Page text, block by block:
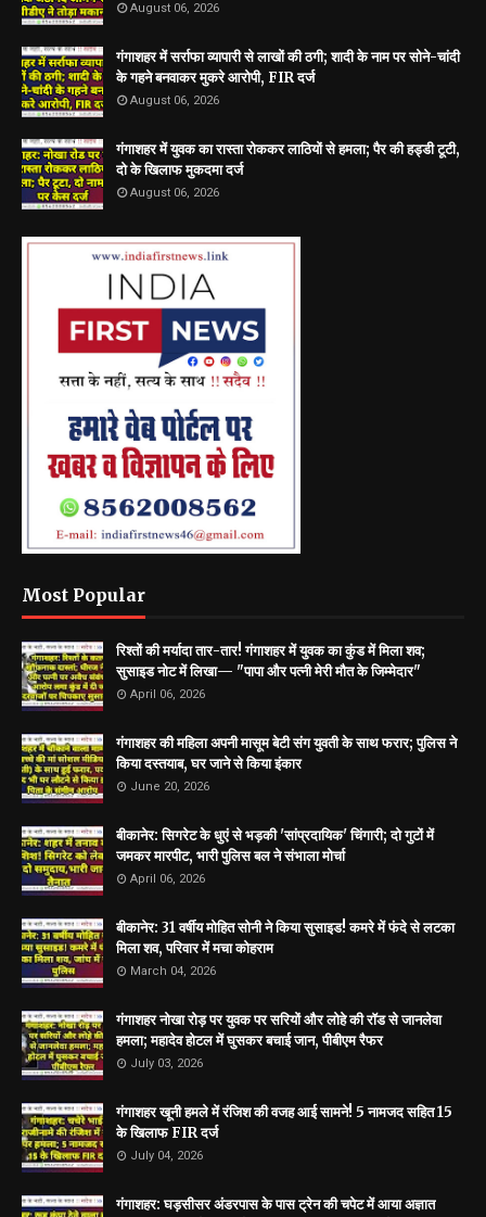
August 06, 2026
गंगाशहर में सर्राफा व्यापारी से लाखों की ठगी; शादी के नाम पर सोने-चांदी
के गहने बनवाकर मुकरे आरोपी, FIR दर्ज
August 06, 2026
गंगाशहर में युवक का रास्ता रोककर लाठियों से हमला; पैर की हड्डी टूटी,
दो के खिलाफ मुकदमा दर्ज
August 06, 2026
Most Popular
रिश्तों की मर्यादा तार-तार! गंगाशहर में युवक का कुंड में मिला शव;
सुसाइड नोट में लिखा— "पापा और पत्नी मेरी मौत के जिम्मेदार"
April 06, 2026
गंगाशहर की महिला अपनी मासूम बेटी संग युवती के साथ फरार; पुलिस ने
किया दस्तयाब, घर जाने से किया इंकार
June 20, 2026
बीकानेर: सिगरेट के धुएं से भड़की 'सांप्रदायिक' चिंगारी; दो गुटों में
जमकर मारपीट, भारी पुलिस बल ने संभाला मोर्चा
April 06, 2026
बीकानेर: 31 वर्षीय मोहित सोनी ने किया सुसाइड! कमरे में फंदे से लटका
मिला शव, परिवार में मचा कोहराम
March 04, 2026
गंगाशहर नोखा रोड़ पर युवक पर सरियों और लोहे की रॉड से जानलेवा
हमला; महादेव होटल में घुसकर बचाई जान, पीबीएम रैफर
July 03, 2026
गंगाशहर खूनी हमले में रंजिश की वजह आई सामने! 5 नामजद सहित 15
के खिलाफ FIR दर्ज
July 04, 2026
गंगाशहर: घड़सीसर अंडरपास के पास ट्रेन की चपेट में आया अज्ञात